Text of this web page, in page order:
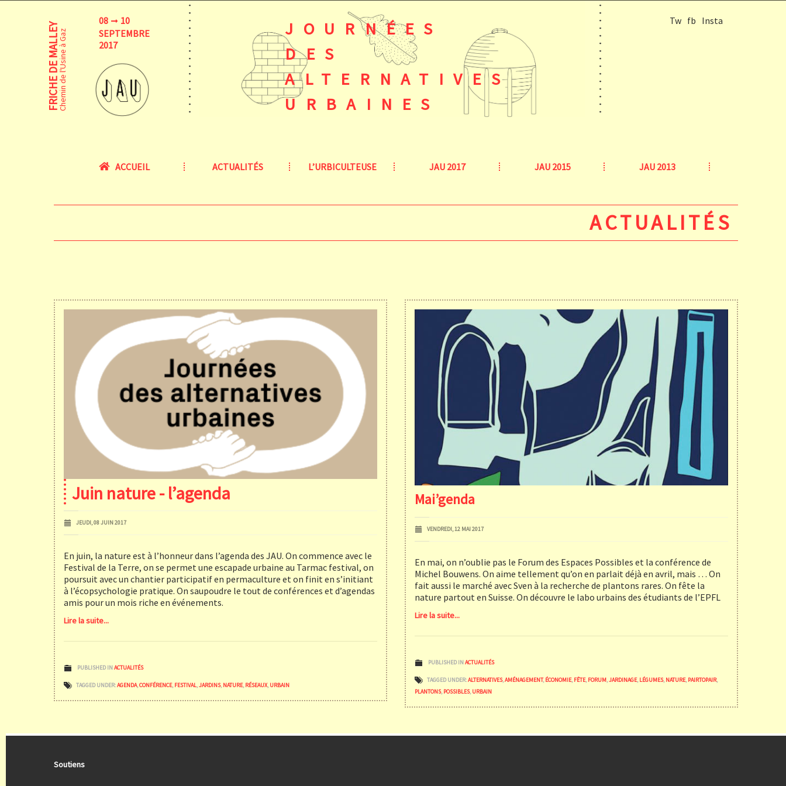
FRICHE DE MALLEYChemin de l'Usine à Gaz
08
10
SEPTEMBRE
2017
JOURNÉES
DES
ALTERNATIVES
URBAINES
Tw fb Insta
ACCUEIL ACTUALITÉS L’URBICULTEUSE JAU 2017 JAU 2015 JAU 2013
ACTUALITÉS
Juin nature - l’agenda
JEUDI, 08 JUIN 2017
En juin, la nature est à l’honneur dans l’agenda des JAU. On commence avec le
Festival de la Terre, on se permet une escapade urbaine au Tarmac festival, on
poursuit avec un chantier participatif en permaculture et on finit en s’initiant
à l’écopsychologie pratique. On saupoudre le tout de conférences et d’agendas
amis pour un mois riche en événements.
Lire la suite...
PUBLISHED INACTUALITÉS
TAGGED UNDER:AGENDA,CONFÉRENCE, FESTIVAL,JARDINS, NATURE, RÉSEAUX, URBAIN
Mai’genda
VENDREDI, 12 MAI 2017
En mai, on n’oublie pas le Forum des Espaces Possibles et la conférence de
Michel Bouwens. On aime tellement qu’on en parlait déjà en avril, mais … On
fait aussi le marché avec Sven à la recherche de plantons rares. On fête la
nature partout en Suisse. On découvre le labo urbains des étudiants de l’EPFL
Lire la suite...
PUBLISHED INACTUALITÉS
TAGGED UNDER:ALTERNATIVES,AMÉNAGEMENT, ÉCONOMIE, FÊTE, FORUM,JARDINAGE, LÉGUMES, NATURE, PAIRTOPAIR,
PLANTONS, POSSIBLES, URBAIN
Soutiens